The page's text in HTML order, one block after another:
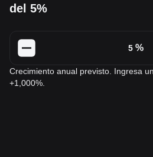
del 5%
%
Crecimiento anual previsto. Ingresa
+1,000%.